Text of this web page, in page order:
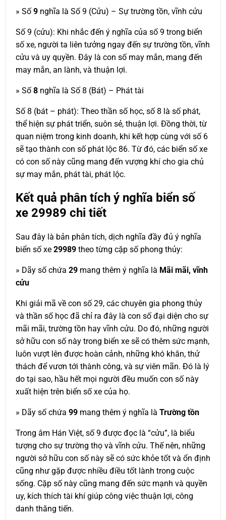
» Số9 nghĩa là Số 9 (Cửu) – Sự trường tồn, vĩnh cửu
Số 9 (cửu): Khi nhắc đến ý nghĩa của số 9 trong biển
số xe, người ta liên tưởng ngay đến sự trường tồn, vĩnh
cửu và uy quyền. Đây là con số may mắn, mang đến
may mắn, an lành, và thuận lợi.
» Số8 nghĩa là Số 8 (Bát) – Phát tài
Số 8 (bát – phát): Theo thần số học, số 8 là số phát,
thể hiện sự phát triển, suôn sẻ, thuận lợi. Đồng thời, từ
quan niệm trong kinh doanh, khi kết hợp cùng với số 6
sẽ tạo thành con số phát lộc 86. Từ đó, các biển số xe
có con số này cũng mang đến vượng khí cho gia chủ
sự may mắn, phát tài, phát lộc.
Kết quả phân tích ý nghĩa biển số
xe 29989 chi tiết
Sau đây là bản phân tích, dịch nghĩa đầy đủ ý nghĩa
biển số xe 29989 theo từng cặp số phong thủy:
» Dãy số chứa 29 mang thêm ý nghĩa là Mãi mãi, vĩnh
cửu
Khi giải mã về con số 29, các chuyên gia phong thủy
và thần số học đã chỉ ra đây là con số đại diện cho sự
mãi mãi, trường tồn hay vĩnh cửu. Do đó, những người
sở hữu con số này trong biển xe sẽ có thêm sức mạnh,
luôn vượt lên được hoàn cảnh, những khó khăn, thử
thách để vươn tới thành công, và sự viên mãn. Đó là lý
do tại sao, hầu hết mọi người đều muốn con số này
xuất hiện trên biển số xe của họ.
» Dãy số chứa 99 mang thêm ý nghĩa là Trường tồn
Trong âm Hán Việt, số 9 được đọc là “cửu”, là biểu
tượng cho sự trường thọ và vĩnh cửu. Thế nên, những
người sở hữu con số này sẽ có sức khỏe tốt và ổn định
cũng như gặp được nhiều điều tốt lành trong cuộc
sống. Cặp số này cũng mang đến sức mạnh và quyền
uy, kích thích tài khí giúp công việc thuận lợi, công
danh thăng tiến.